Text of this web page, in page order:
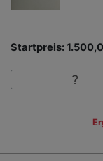
Startpreis: